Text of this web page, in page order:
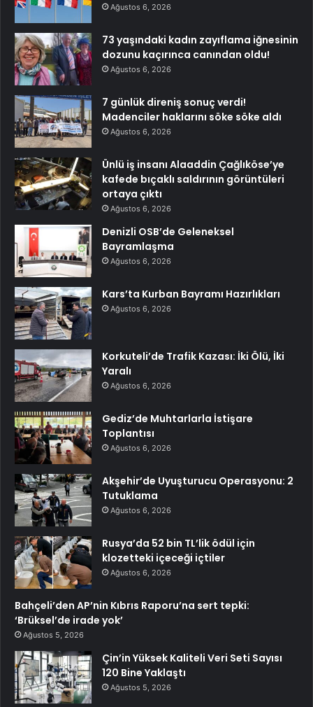
Ağustos 6, 2026
73 yaşındaki kadın zayıflama iğnesinin
dozunu kaçırınca canından oldu!
Ağustos 6, 2026
7 günlük direniş sonuç verdi!
Madenciler haklarını söke söke aldı
Ağustos 6, 2026
Ünlü iş insanı Alaaddin Çağlıköse’ye
kafede bıçaklı saldırının görüntüleri
ortaya çıktı
Ağustos 6, 2026
Denizli OSB’de Geleneksel
Bayramlaşma
Ağustos 6, 2026
Kars’ta Kurban Bayramı Hazırlıkları
Ağustos 6, 2026
Korkuteli’de Trafik Kazası: İki Ölü, İki
Yaralı
Ağustos 6, 2026
Gediz’de Muhtarlarla İstişare
Toplantısı
Ağustos 6, 2026
Akşehir’de Uyuşturucu Operasyonu: 2
Tutuklama
Ağustos 6, 2026
Rusya’da 52 bin TL’lik ödül için
klozetteki içeceği içtiler
Ağustos 6, 2026
Bahçeli’den AP’nin Kıbrıs Raporu’na sert tepki:
‘Brüksel’de irade yok’
Ağustos 5, 2026
Çin’in Yüksek Kaliteli Veri Seti Sayısı
120 Bine Yaklaştı
Ağustos 5, 2026